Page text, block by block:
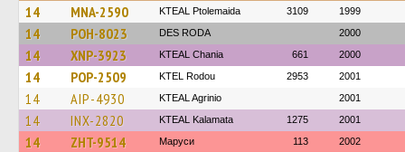
14 MNA-2590 KTEAL Ptolemaida 3109 1999
14 POH-8023 DES RODA 2000
14 XNP-3923 KTEAL Chania 661 2000
14 POP-2509 ΚΤΕL Rodou 2953 2001
14 AIP-4930 KTEAL Agrinio 2001
14 INX-2820 KTEAL Kalamata 1275 2001
14 ZHT-9514 Маруси 113 2002